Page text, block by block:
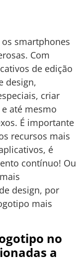
smartphones
Com
de edição
design,
criar
até mesmo
É importante
recursos mais
é
contínuo! Ou
design, por
mais
no
a